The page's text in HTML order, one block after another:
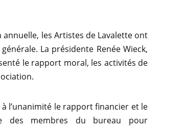
les Artistes de Lavalette ont
La présidente Renée Wieck,
le rapport moral, les activités de
l’unanimité le rapport financier et le
des membres du bureau pour